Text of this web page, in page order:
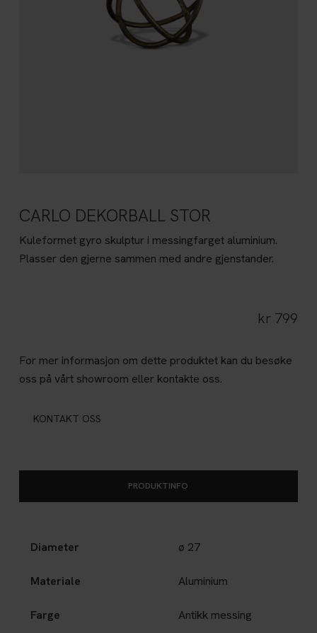
CARLO DEKORBALL STOR
kr 799
Kuleformet gyro skulptur i messingfarget aluminium.
Plasser den gjerne sammen med andre gjenstander.
For mer informasjon om dette produktet kan du besøke
oss på vårt showroom eller kontakte oss.
KONTAKT OSS
PRODUKTINFO
Diameter ø 27
Materiale Aluminium
Farge Antikk messing